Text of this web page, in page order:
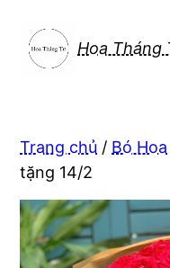
phần
Hoa Tháng
Trang chủ / Bó Hoa
tặng 14/2